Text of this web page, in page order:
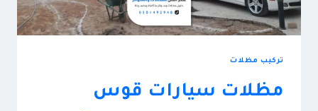
تركيب مظلات
مظلات سيارات قوس